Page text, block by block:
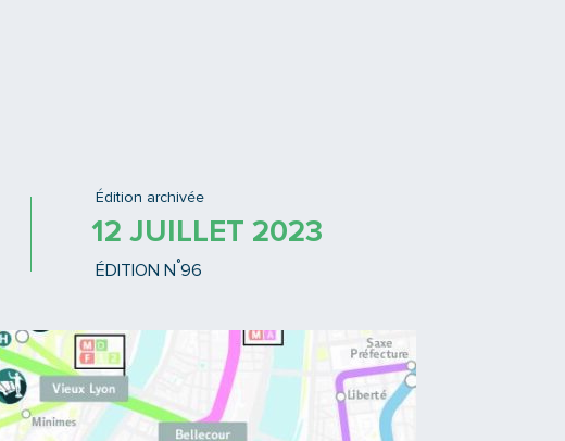
Édition archivée
12 JUILLET 2023
ÉDITION N °96